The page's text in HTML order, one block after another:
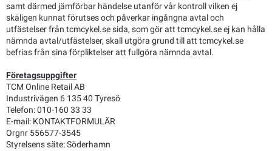
samt därmed jämförbar händelse utanför vår kontroll vilken ej
skäligen kunnat förutses och påverkar ingångna avtal och
utfästelser från tcmcykel.se sida, som gör att tcmcykel.se ej kan hålla
nämnda avtal/utfästelser, skall utgöra grund till att tcmcykel.se
befrias från sina förpliktelser att fullgöra nämnda avtal.
Företagsuppgifter
TCM Online Retail AB
Industrivägen 6 135 40 Tyresö
Telefon: 010-160 33 33
E-mail: KONTAKTFORMULÄR
Orgnr 556577-3545
Styrelsens säte: Söderhamn